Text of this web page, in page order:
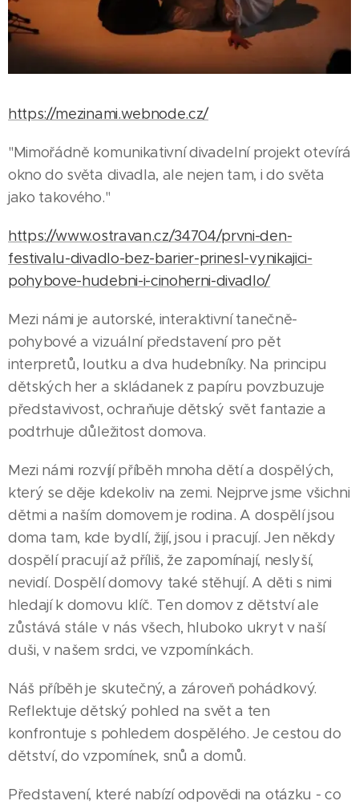
https://mezinami.webnode.cz/
"Mimořádně komunikativní divadelní projekt otevírá
okno do světa divadla, ale nejen tam, i do světa
jako takového."
https://www.ostravan.cz/34704/prvni-den-
festivalu-divadlo-bez-barier-prinesl-vynikajici-
pohybove-hudebni-i-cinoherni-divadlo/
Mezi námi je autorské, interaktivní tanečně-
pohybové a vizuální představení pro pět
interpretů, loutku a dva hudebníky. Na principu
dětských her a skládanek z papíru povzbuzuje
představivost, ochraňuje dětský svět fantazie a
podtrhuje důležitost domova.
Mezi námi rozvíjí příběh mnoha dětí a dospělých,
který se děje kdekoliv na zemi. Nejprve jsme všichni
dětmi a naším domovem je rodina. A dospělí jsou
doma tam, kde bydlí, žijí, jsou i pracují. Jen někdy
dospělí pracují až příliš, že zapomínají, neslyší,
nevidí. Dospělí domovy také stěhují. A děti s nimi
hledají k domovu klíč. Ten domov z dětství ale
zůstává stále v nás všech, hluboko ukryt v naší
duši, v našem srdci, ve vzpomínkách.
Náš příběh je skutečný, a zároveň pohádkový.
Reflektuje dětský pohled na svět a ten
konfrontuje s pohledem dospělého. Je cestou do
dětství, do vzpomínek, snů a domů.
Představení, které nabízí odpovědi na otázku - co